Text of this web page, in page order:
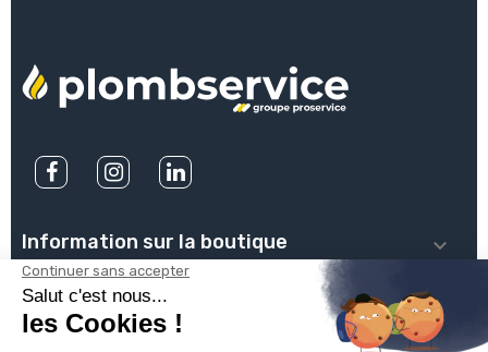
Information sur la boutique 
PLOMBSERVICE 